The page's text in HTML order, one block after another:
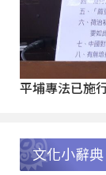
平埔專法已施
文化小辭典